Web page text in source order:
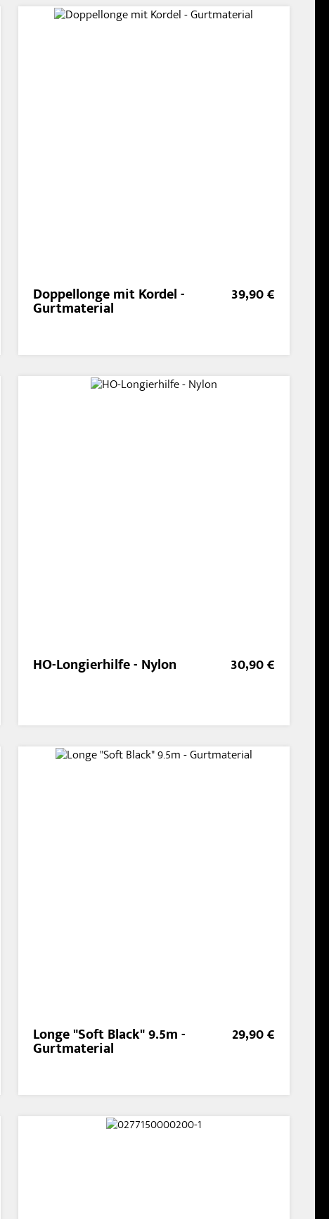
Doppellonge mit Kordel -
Gurtmaterial
39,90 €
HO-Longierhilfe - Nylon 30,90 €
Longe "Soft Black" 9.5m -
Gurtmaterial
29,90 €